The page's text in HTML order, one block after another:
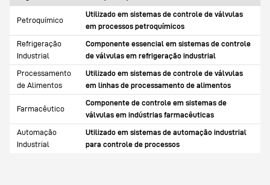
Petroquímico
Utilizado em sistemas de controle de válvulas
em processos petroquímicos
Refrigeração
Industrial
Componente essencial em sistemas de controle
de válvulas em refrigeração industrial
Processamento
de Alimentos
Utilizado em sistemas de controle de válvulas
em linhas de processamento de alimentos
Farmacêutico
Componente de controle em sistemas de
válvulas em indústrias farmacêuticas
Automação
Industrial
Utilizado em sistemas de automação industrial
para controle de processos